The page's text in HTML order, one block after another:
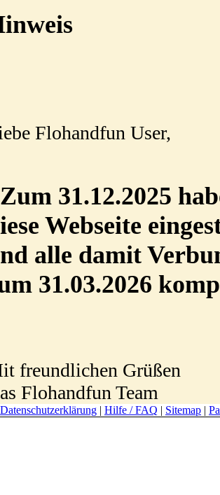
Flohandfun User,
31.12.2025
Webseite
alle damit
31.03.2026
freundlichen Grüßen
Flohandfun Team
Datenschutzerklärung | Hilfe / FAQ | Sitemap |